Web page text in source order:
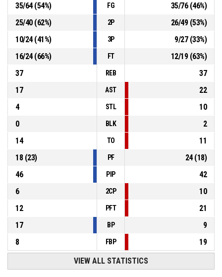
15, Максим Бочев , Offensive rebound P4 00:06
13, Асен Великов , Free throw 2 of 2 missed P4 00:06
35/64(54%) FG 35/76(46%)
25/40(62%) 2P 26/49(53%)
10/24(41%) 3P 9/27(33%)
16/24(66%) FT 12/19(63%)
37
REB
37
17
AST
22
4
STL
10
0
BLK
2
14
TO
11
18(23) PF 24(18)
46
PIP
42
6
2CP
10
12
PFT
21
17
BP
9
8
FBP 19
VIEW ALL STATISTICS